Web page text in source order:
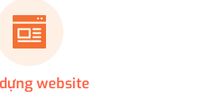
website